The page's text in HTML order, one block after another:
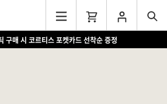
구매 시 코르티스 포켓카드 선착순 증정
만원 이상 구매 시 쿨러백 증정